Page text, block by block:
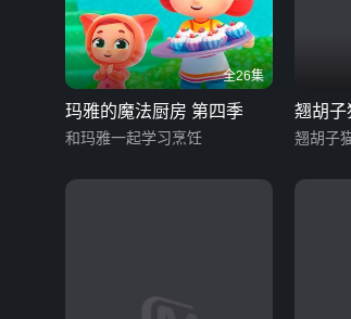
全26集
玛雅的魔法厨房 第四季
和玛雅一起学习烹饪
翘胡子
翘胡子